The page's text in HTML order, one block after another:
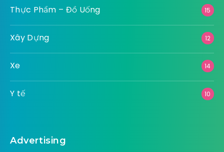
Thực Phẩm – Đồ Uống 15
Xây Dựng 12
Xe 14
Y tế 10
Advertising